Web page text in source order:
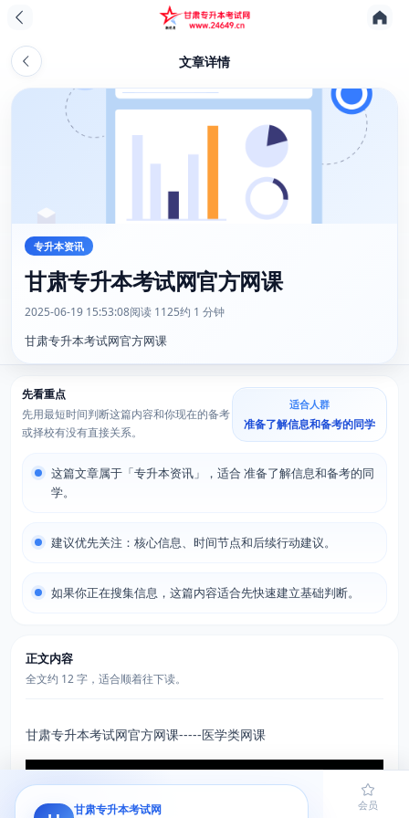
文章详情
专升本资讯
甘肃专升本考试网官方网课
2025-06-19 15:53:08阅读 1125约 1 分钟
甘肃专升本考试网官方网课
先看重点
先用最短时间判断这篇内容和你现在的备考
或择校有没有直接关系。
适合人群
准备了解信息和备考的同学
这篇文章属于「专升本资讯」，适合 准备了解信息和备考的同
学。
建议优先关注：核心信息、时间节点和后续行动建议。
如果你正在搜集信息，这篇内容适合先快速建立基础判断。
正文内容
全文约 12 字，适合顺着往下读。
甘肃专升本考试网官方网课-----医学类网课
甘肃专升本考试网
首页 题库 会员